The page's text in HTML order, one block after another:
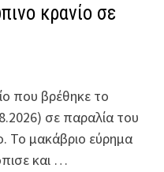
κρανίο σε
που βρέθηκε το
σε παραλία του
Το μακάβριο εύρημα
και …